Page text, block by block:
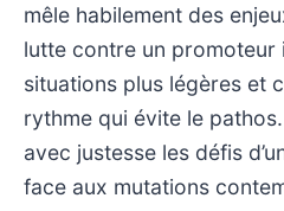
mêle habilement des
lutte contre un promoteur
situations plus légères et
rythme qui évite le
avec justesse les défis
face aux mutations